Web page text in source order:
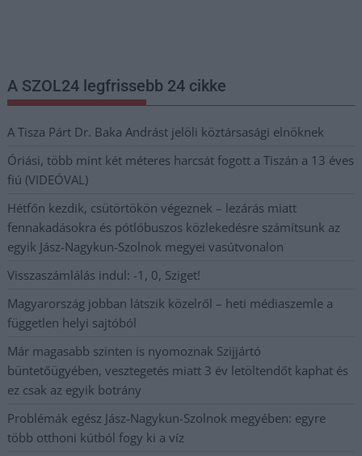
A SZOL24 legfrissebb 24 cikke
A Tisza Párt Dr. Baka Andrást jelöli köztársasági elnöknek
Óriási, több mint két méteres harcsát fogott a Tiszán a 13 éves
fiú (VIDEÓVAL)
Hétfőn kezdik, csütörtökön végeznek – lezárás miatt
fennakadásokra és pótlóbuszos közlekedésre számítsunk az
egyik Jász-Nagykun-Szolnok megyei vasútvonalon
Visszaszámlálás indul: -1, 0, Sziget!
Magyarország jobban látszik közelről – heti médiaszemle a
független helyi sajtóból
Már magasabb szinten is nyomoznak Szijjártó
büntetőügyében, vesztegetés miatt 3 év letöltendőt kaphat és
ez csak az egyik botrány
Problémák egész Jász-Nagykun-Szolnok megyében: egyre
több otthoni kútból fogy ki a víz